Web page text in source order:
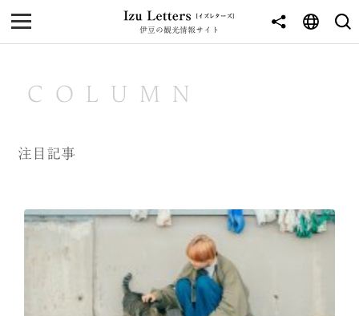
伊豆の観光情報サイト
MENU
NEWS
JOURNEY
西伊豆
COLUMN
注目記事